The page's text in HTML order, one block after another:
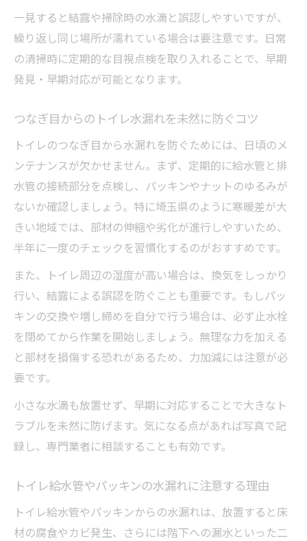
一見すると結露や掃除時の水滴と誤認しやすいですが、
繰り返し同じ場所が濡れている場合は要注意です。日常
の清掃時に定期的な目視点検を取り入れることで、早期
発見・早期対応が可能となります。
つなぎ目からのトイレ水漏れを未然に防ぐコツ
トイレのつなぎ目から水漏れを防ぐためには、日頃のメ
ンテナンスが欠かせません。まず、定期的に給水管と排
水管の接続部分を点検し、パッキンやナットのゆるみが
ないか確認しましょう。特に埼玉県のように寒暖差が大
きい地域では、部材の伸縮や劣化が進行しやすいため、
半年に一度のチェックを習慣化するのがおすすめです。
また、トイレ周辺の湿度が高い場合は、換気をしっかり
行い、結露による誤認を防ぐことも重要です。もしパッ
キンの交換や増し締めを自分で行う場合は、必ず止水栓
を閉めてから作業を開始しましょう。無理な力を加える
と部材を損傷する恐れがあるため、力加減には注意が必
要です。
小さな水滴も放置せず、早期に対応することで大きなト
ラブルを未然に防げます。気になる点があれば写真で記
録し、専門業者に相談することも有効です。
トイレ給水管やパッキンの水漏れに注意する理由
トイレ給水管やパッキンからの水漏れは、放置すると床
材の腐食やカビ発生、さらには階下への漏水といった二